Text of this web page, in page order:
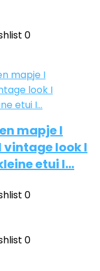
0
mapje I
look I
etui I…
0
0